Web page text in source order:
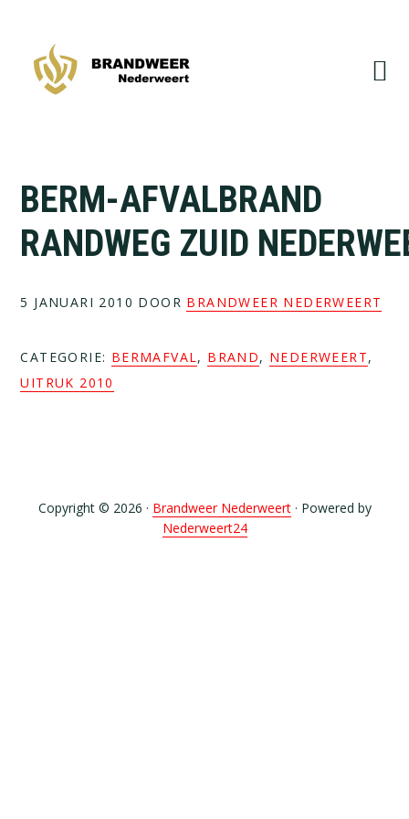
hoofdnavigatie
hoofd
BERM-AFVALBRAND
RANDWEG ZUID
5 JANUARI 2010 DOOR BRANDWEER NEDERWEERT
CATEGORIE: BERMAFVAL, BRAND, NEDERWEERT,
UITRUK 2010
Copyright © 2026 · Brandweer Nederweert· Powered by
Nederweert24